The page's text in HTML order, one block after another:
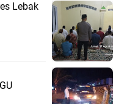
Lebak